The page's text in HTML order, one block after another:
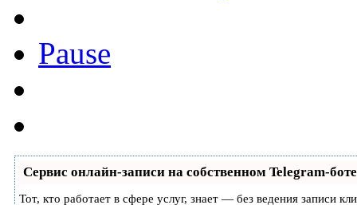
Pause
Сервис онлайн-записи на собственном Telegram-боте
Тот, кто работает в сфере услуг, знает — без ведения записи